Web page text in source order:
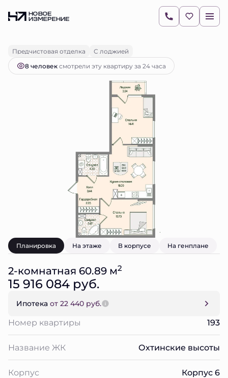
2-комнатная 15 916 084 руб.
Ипотекаот 22 440 руб.
Предчистовая отделка
С лоджией
8 человексмотрели эту квартиру за 24 часа
Планировка На этаже В корпусе На генплане
2-комнатная 60.89 м2
15 916 084 руб.
Ипотека от 22 440 руб.
Номер квартиры 193
Название ЖК Охтинские высоты
Корпус Корпус 6